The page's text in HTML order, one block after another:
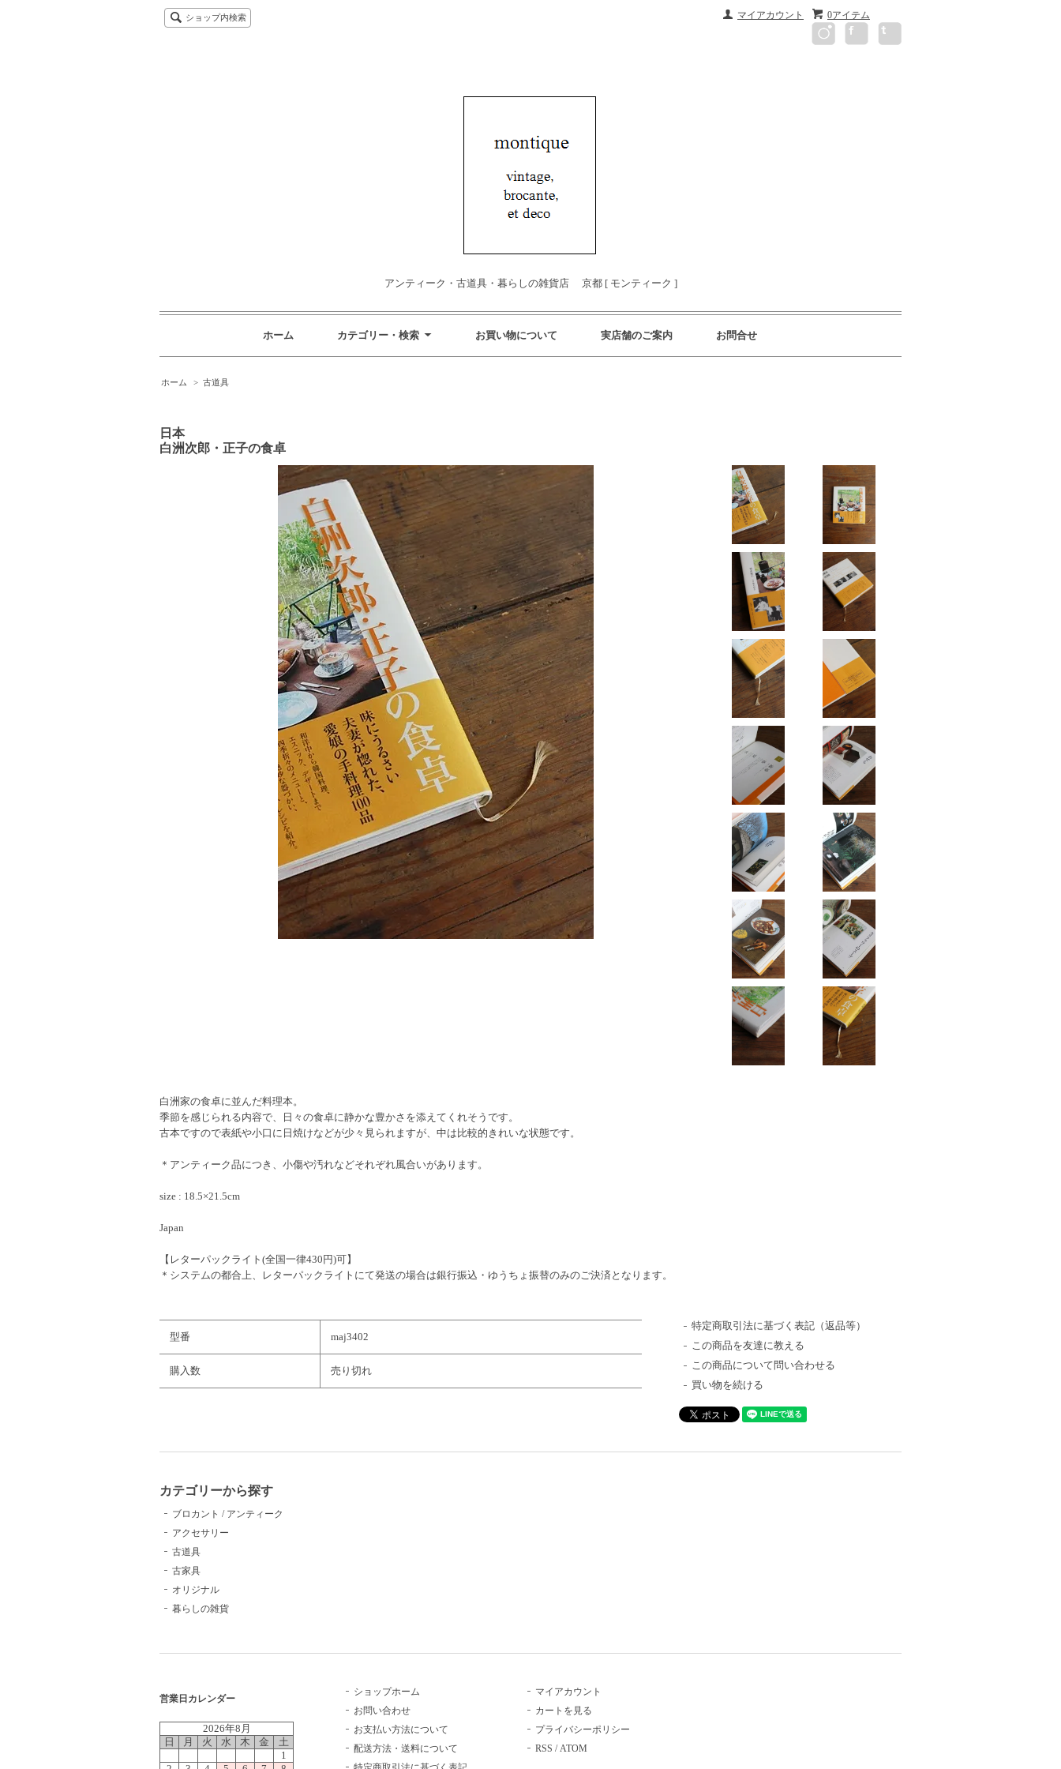
0アイテム
マイアカウント
ショップ内検索
アンティーク・古道具・暮らしの雑貨店 京都 [ モンティーク ]
ホーム カテゴリー・検索 お買い物について 実店舗のご案内 お問合せ
ホーム > 古道具
日本
白洲次郎・正子の食卓
白洲家の食卓に並んだ料理本。
季節を感じられる内容で、日々の食卓に静かな豊かさを添えてくれそうです。
古本ですので表紙や小口に日焼けなどが少々見られますが、中は比較的きれいな状態です。
＊アンティーク品につき、小傷や汚れなどそれぞれ風合いがあります。
size : 18.5×21.5cm
Japan
【レターパックライト(全国一律430円)可】
＊システムの都合上、レターパックライトにて発送の場合は銀行振込・ゆうちょ振替のみのご決済となります。
型番 maj3402
購入数 売り切れ
特定商取引法に基づく表記（返品等）
この商品を友達に教える
この商品について問い合わせる
買い物を続ける
カテゴリーから探す
ブロカント / アンティーク
アクセサリー
古道具
古家具
オリジナル
暮らしの雑貨
営業日カレンダー
2026年8月
日
月 火 水 木 金
土
1
ショップホーム
お問い合わせ
お支払い方法について
配送方法・送料について
マイアカウント
カートを見る
プライバシーポリシー
RSS /ATOM